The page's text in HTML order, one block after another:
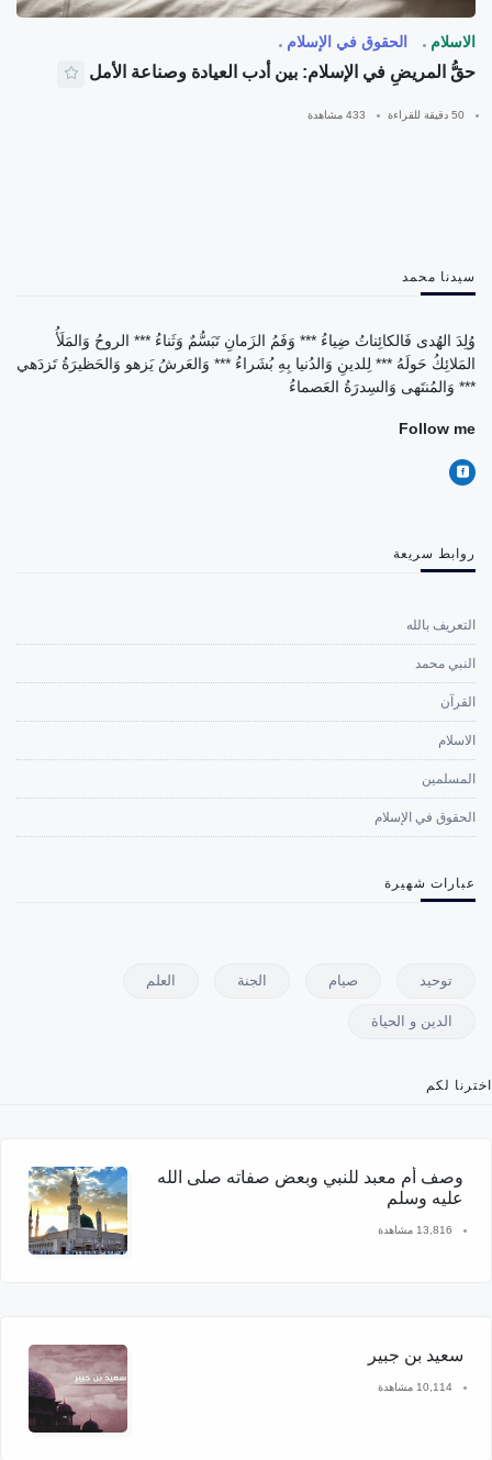
الاسلام الحقوق في الإسلام
حقُّ المريضِ في الإسلام: بين أدب العيادة وصناعة الأمل
50 دقيقة للقراءة 433 مشاهدة
سيدنا محمد
وُلِدَ الهُدى فَالكائِناتُ ضِياءُ *** وَفَمُ الزَمانِ تَبَسُّمٌ وَثَناءُ *** الروحُ وَالمَلَأُ
المَلائِكُ حَولَهُ *** لِلدينِ وَالدُنيا بِهِ بُشَراءُ *** وَالعَرشُ يَزهو وَالحَظيرَةُ تَزدَهي
*** وَالمُنتَهى وَالسِدرَةُ العَصماءُ
Follow me
روابط سريعة
التعريف بالله
النبي محمد
القرآن
الاسلام
المسلمين
الحقوق في الإسلام
عبارات شهيرة
توحيد صيام الجنة العلم
الدين و الحياة
اخترنا لكم
وصف أم معبد للنبي وبعض صفاته صلى الله
عليه وسلم
13,816 مشاهدة
سعيد بن جبير
10,114 مشاهدة